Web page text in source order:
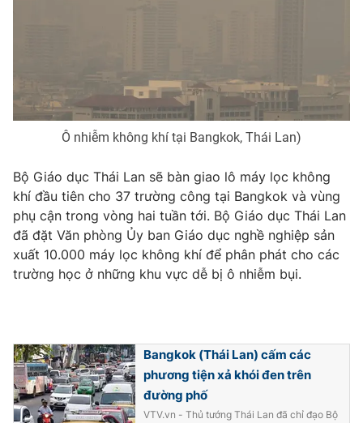
Thị trường
Tư vấn
Chuyên mục khác
Emagazine Podcast
Photo Infographic
Video Shorts video
VTV Sức khoẻ Bất động sản
Thị trường 24h Tấm lòng Việt
Ô nhiễm không khí tại Bangkok, Thái Lan)
Bộ Giáo dục Thái Lan sẽ bàn giao lô máy lọc không
khí đầu tiên cho 37 trường công tại Bangkok và vùng
phụ cận trong vòng hai tuần tới. Bộ Giáo dục Thái Lan
đã đặt Văn phòng Ủy ban Giáo dục nghề nghiệp sản
xuất 10.000 máy lọc không khí để phân phát cho các
trường học ở những khu vực dễ bị ô nhiễm bụi.
Bangkok (Thái Lan) cấm các
phương tiện xả khói đen trên
đường phố
VTV.vn - Thủ tướng Thái Lan đã chỉ đạo Bộ